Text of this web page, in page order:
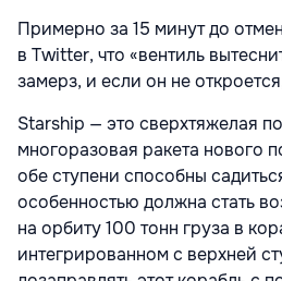
Примерно за 15 минут до
в Twitter, что «вентиль
замерз, и если он не
Starship — это сверхтяжелая
многоразовая ракета нового
обе ступени способны
особенностью должна стать
на орбиту 100 тонн груза в
интегрированном с верхней